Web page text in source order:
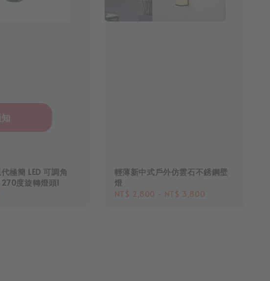
極簡 LED 可調角
度旋轉燈頭I
輕薄新中式戶外仿雲石不銹鋼壁
燈
Regular
NT$ 2,800 - NT$ 3,800